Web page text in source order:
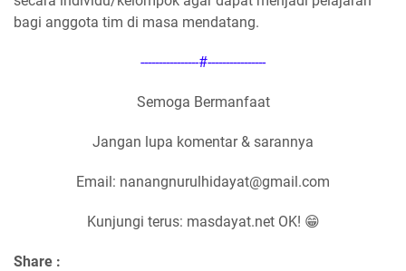
bagi anggota tim di masa mendatang.
----------------#----------------
Semoga Bermanfaat
Jangan lupa komentar & sarannya
Email: nanangnurulhidayat@gmail.com
Kunjungi terus: masdayat.net OK! 😁
Share :